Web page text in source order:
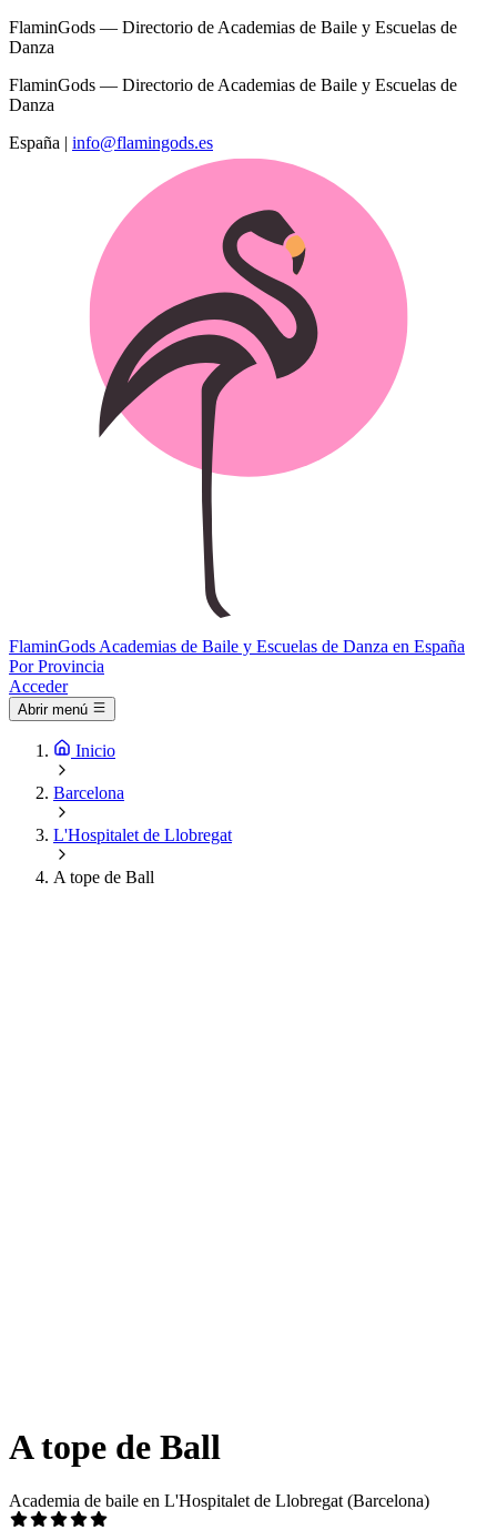
FlaminGods — Directorio de Academias de Baile y Escuelas de
Danza
FlaminGods — Directorio de Academias de Baile y Escuelas de
Danza
España | info@flamingods.es
FlaminGods Academias de Baile y Escuelas de Danza en España
Por Provincia
Acceder
Abrir menú
Inicio
Barcelona
L'Hospitalet de Llobregat
A tope de Ball
A tope de Ball
Academia de baile en L'Hospitalet de Llobregat (Barcelona)